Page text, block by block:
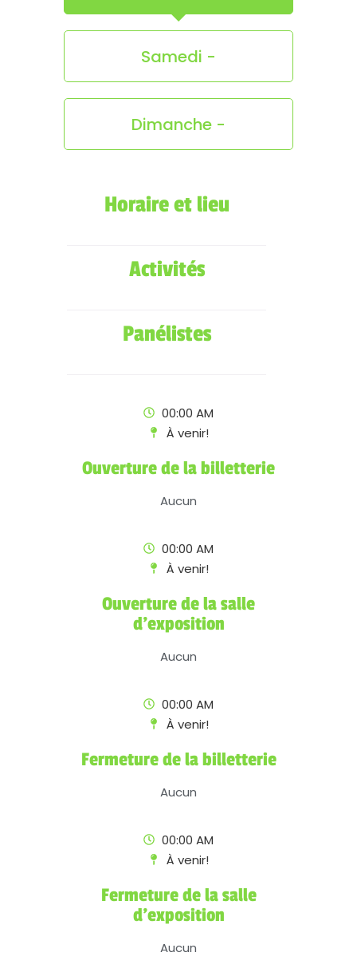
Samedi -
Dimanche -
Horaire et lieu
Activités
Panélistes
00:00 AM
À venir!
Ouverture de la billetterie
Aucun
00:00 AM
À venir!
Ouverture de la salle
d'exposition
Aucun
00:00 AM
À venir!
Fermeture de la billetterie
Aucun
00:00 AM
À venir!
Fermeture de la salle
d'exposition
Aucun